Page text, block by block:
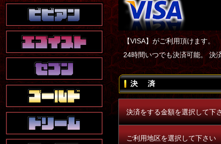
【VISA】がご利用頂けます。
24時間いつでも決済可能。 決
決済をする金額を選択して下
ご利用地区を選択して下さい